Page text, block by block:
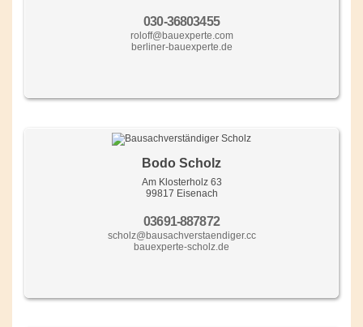
030-36803455
roloff@bauexperte.com
berliner-bauexperte.de
Bodo Scholz
Am Klosterholz 63
99817 Eisenach
03691-887872
scholz@bausachverstaendiger.cc
bauexperte-scholz.de